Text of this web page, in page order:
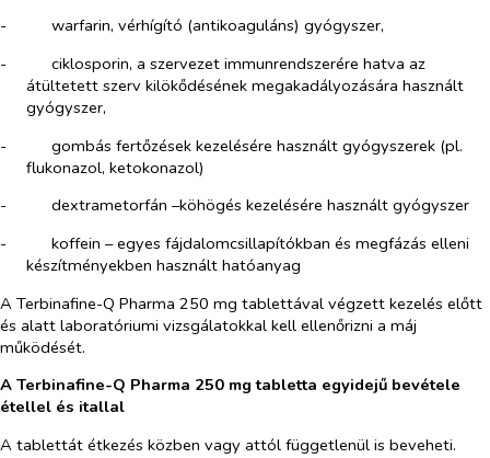
-​
warfarin, vérhígító (antikoaguláns) gyógyszer,
-​
ciklosporin, a szervezet immunrendszerére hatva az
átültetett szerv kilökődésének megakadályozására használt
gyógyszer,
-​
gombás fertőzések kezelésére használt gyógyszerek (pl.
flukonazol, ketokonazol)
-​
dextrametorfán –köhögés kezelésére használt gyógyszer
-​
koffein – egyes fájdalomcsillapítókban és megfázás elleni
készítményekben használt hatóanyag
A Terbinafine-Q Pharma 250 mg tablettával végzett kezelés előtt
és alatt laboratóriumi vizsgálatokkal kell ellenőrizni a máj
működését.
A Terbinafine-Q Pharma 250 mg tabletta egyidejű bevétele
étellel és itallal
A tablettát étkezés közben vagy attól függetlenül is beveheti.